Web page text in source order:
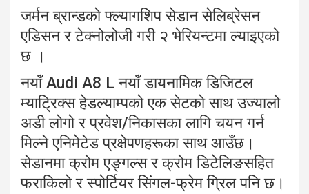
जर्मन ब्रान्डको फ्ल्यागशिप सेडान सेलिब्रेसन
एडिसन र टेक्नोलोजी गरी २ भेरियन्टमा ल्याइएको
छ ।
नयाँ Audi A8 L नयाँ डायनामिक डिजिटल
म्याट्रिक्स हेडल्याम्पको एक सेटको साथ उज्यालो
अडी लोगो र प्रवेश/निकासका लागि चयन गर्न
मिल्ने एनिमेटेड प्रक्षेपणहरूका साथ आउँछ।
सेडानमा क्रोम एङ्गल्स र क्रोम डिटेलिङसहित
फराकिलो र स्पोर्टियर सिंगल-फ्रेम ग्रिल पनि छ।